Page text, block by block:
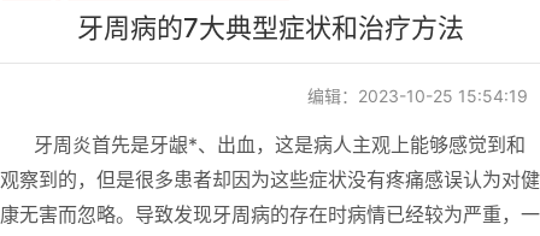
牙周病的7大典型症状和治疗方法
编辑：2023-10-25 15:54:19
牙周炎首先是牙龈*、出血，这是病人主观上能够感觉到和
观察到的，但是很多患者却因为这些症状没有疼痛感误认为对健
康无害而忽略。导致发现牙周病的存在时病情已经较为严重，一